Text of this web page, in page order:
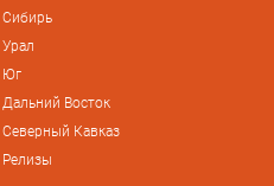
Сибирь
Урал
Юг
Дальний Восток
Северный Кавказ
Релизы